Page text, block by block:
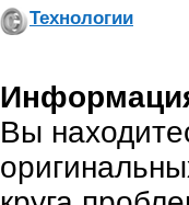
Технологии
Вы